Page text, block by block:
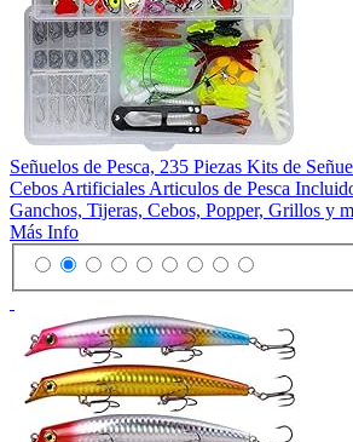
Señuelos de Pesca, 235 Piezas Kits de
Cebos Artificiales Articulos de Pesca
Ganchos, Tijeras, Cebos, Popper, Grillos y
Más Info